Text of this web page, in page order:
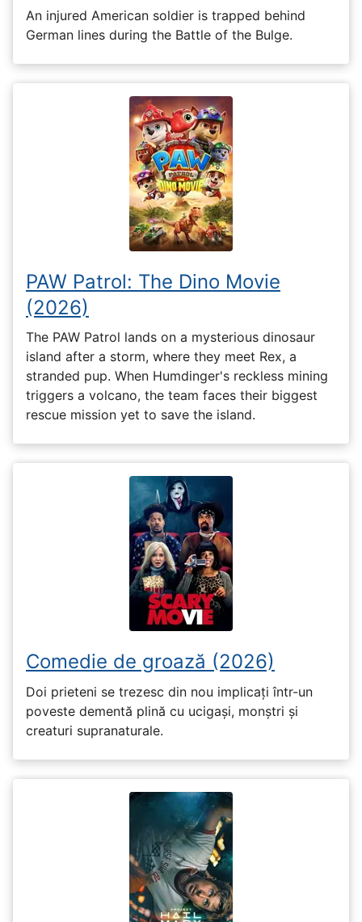
An injured American soldier is trapped behind
German lines during the Battle of the Bulge.
PAW Patrol: The Dino Movie
(2026)
The PAW Patrol lands on a mysterious dinosaur
island after a storm, where they meet Rex, a
stranded pup. When Humdinger's reckless mining
triggers a volcano, the team faces their biggest
rescue mission yet to save the island.
Comedie de groază (2026)
Doi prieteni se trezesc din nou implicați într-un
poveste dementă plină cu ucigași, monștri și
creaturi supranaturale.